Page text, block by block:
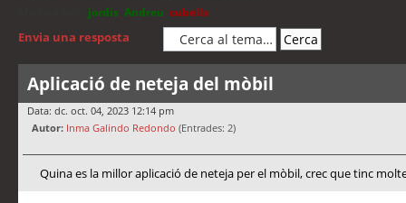
jordis Andreu cubells
Envia una resposta
Aplicació de neteja del mòbil
Data: dc. oct. 04, 2023 12:14 pm
Autor: Inma Galindo Redondo (Entrades: 2)
Quina es la millor aplicació de neteja per el mòbil, crec que tinc